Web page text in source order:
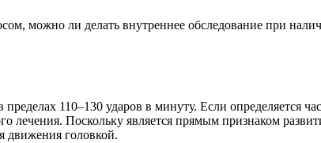
можно ли делать внутреннее обследование при
110–130 ударов в минуту. Если определяется
лечения. Поскольку является прямым признаком
движения головкой.